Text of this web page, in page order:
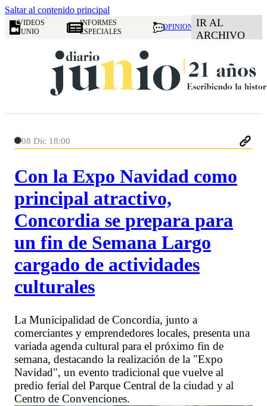
Saltar al contenido principal
VIDEOS
JUNIO
INFORMES
ESPECIALES
OPINION IR AL
ARCHIVO
08 Dic 18:00
Con la Expo Navidad como
principal atractivo,
Concordia se prepara para
un fin de Semana Largo
cargado de actividades
culturales
La Municipalidad de Concordia, junto a
comerciantes y emprendedores locales, presenta una
variada agenda cultural para el próximo fin de
semana, destacando la realización de la "Expo
Navidad", un evento tradicional que vuelve al
predio ferial del Parque Central de la ciudad y al
Centro de Convenciones.